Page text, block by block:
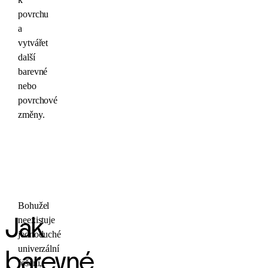
povrchu
a
vytvářet
další
barevné
nebo
povrchové
změny.
Jak
Bohužel
neexistuje
jednoduché
univerzální
řešení,